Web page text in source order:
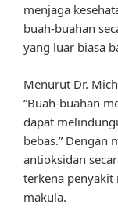
menjaga
buah-buahan
yang luar biasa
Menurut Dr.
“Buah-buahan
dapat
bebas.” Dengan
antioksidan
terkena penyakit
makula.